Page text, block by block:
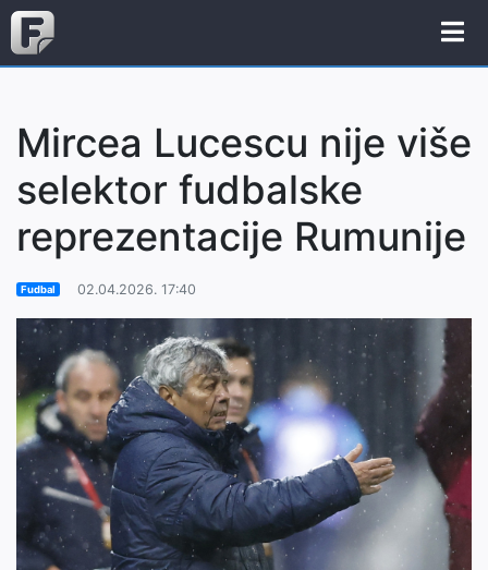
Mircea Lucescu nije više
selektor fudbalske
reprezentacije Rumunije
Fudbal 02.04.2026. 17:40